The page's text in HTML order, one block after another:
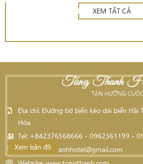
XEM TẤT CẢ
Địa chỉ: Đường bờ biển kéo dài biển Hải
Hóa
Tel: +842376568666 - 0962361199 -
Email:tungthanhhotel@gmail.com
Xem bản đồ